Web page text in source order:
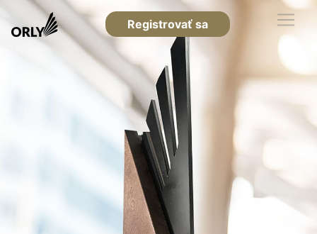
Registrovať sa